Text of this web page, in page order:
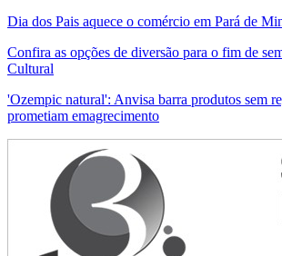
Dia dos Pais aquece o comércio em Pará de
Confira as opções de diversão para o fim de
Cultural
'Ozempic natural': Anvisa barra produtos sem
prometiam emagrecimento